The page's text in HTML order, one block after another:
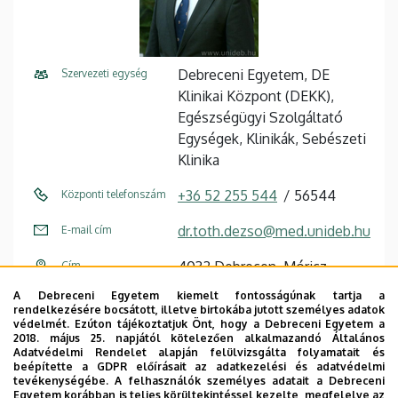
A Debreceni Egyetem kiemelt fontosságúnak tartja a
rendelkezésére bocsátott, illetve birtokába jutott személyes adatok
védelmét. Ezúton tájékoztatjuk Önt, hogy a Debreceni Egyetem a
2018. május 25. napjától kötelezően alkalmazandó Általános
Adatvédelmi Rendelet alapján felülvizsgálta folyamatait és
beépítette a GDPR előírásait az adatkezelési és adatvédelmi
tevékenységébe. A felhasználók személyes adatait a Debreceni
Egyetem korábban is teljes körültekintéssel kezelte, megfelelve az
Szervezeti egység
Debreceni Egyetem, DE
Klinikai Központ (DEKK),
Egészségügyi Szolgáltató
Egységek, Klinikák, Sebészeti
Klinika
Központi telefonszám +36 52 255 544 56544
E-mail cím dr.toth.dezso@med.unideb.hu
Cím
4032 Debrecen, Móricz
Zsigmond körút 22.
Épület Auguszta II. Tömb
Emelet, ajtó
földszint, B023/B024
(igazgatói iroda)